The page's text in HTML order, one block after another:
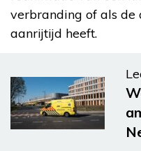
verbranding of als de
aanrijtijd heeft.